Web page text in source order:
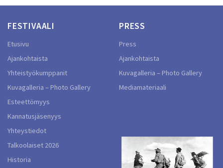
FESTIVAALI
Etusivu
Ajankohtaista
Yhteistyökumppanit
Kuvagalleria – Photo Gallery
Esteettömyys
Kannatusjäsenyys
Yhteystiedot
Talkoolaiset 2026
Historia
PRESS
Press
Ajankohtaista
Kuvagalleria – Photo Gallery
Mediamateriaali